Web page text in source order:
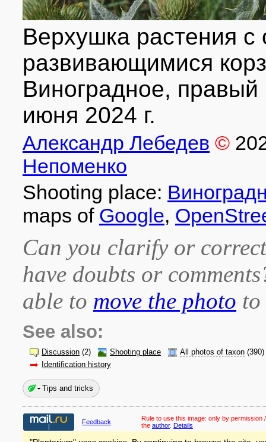
Верхушка растения
развивающимися
Виноградное, правый
июня 2024 г.
Александр Лебедев ©
Непоменко
Shooting place:
maps of Google,
Can you clarify or
have doubts or
able to move the photo
See also:
Discussion (2) Shooting place All photos of taxon (390)
Identification history
Tips and tricks
Feedback Rule to use this image: only by permission
the author. Details